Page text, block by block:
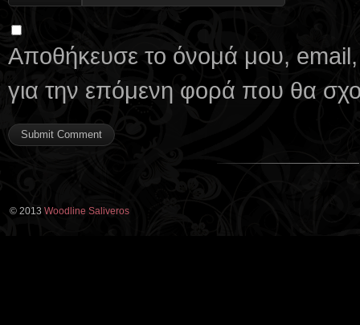
Αποθήκευσε το όνομά μου, email,
για την επόμενη φορά που θα
© 2013 Woodline Saliveros